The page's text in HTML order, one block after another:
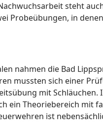
steht
Probeübungen, in
nahmen die Bad
mussten sich einer
mit
ein Theoriebereich mit
ist